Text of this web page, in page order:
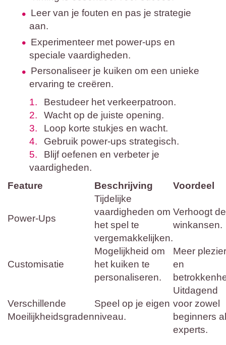
Leer van je fouten en pas je strategie
aan.
Experimenteer met power-ups en
speciale vaardigheden.
Personaliseer je kuiken om een unieke
ervaring te creëren.
Bestudeer het verkeerpatroon.
Wacht op de juiste opening.
Loop korte stukjes en wacht.
Gebruik power-ups strategisch.
Blijf oefenen en verbeter je
vaardigheden.
Feature
Beschrijving Voordeel
Power-Ups
Tijdelijke
vaardigheden om
het spel te
vergemakkelijken.
Verhoogt de
winkansen.
Customisatie
Mogelijkheid om
het kuiken te
personaliseren.
Meer plezier
en
Verschillende
Moeilijkheidsgraden
Speel op je eigen
niveau.
Uitdagend
voor zowel
beginners
experts.